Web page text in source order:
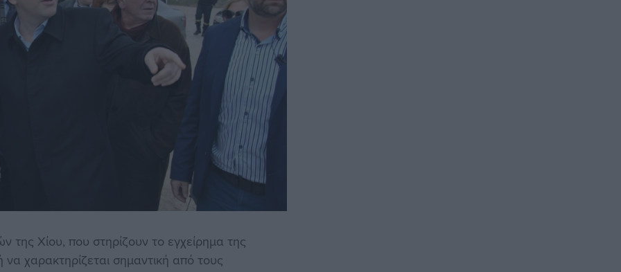
Χίου, που στηρίζουν το εγχείρημα της
χαρακτηρίζεται σημαντική από τους